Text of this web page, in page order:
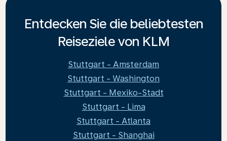
Entdecken Sie die beliebtesten
Reiseziele von KLM
Stuttgart - Amsterdam
Stuttgart - Washington
Stuttgart - Mexiko-Stadt
Stuttgart - Lima
Stuttgart - Atlanta
Stuttgart - Shanghai